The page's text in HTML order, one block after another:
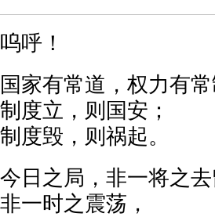
呜呼！
国家有常道，权力有常
制度立，则国安；
制度毁，则祸起。
今日之局，非一将之去
非一时之震荡，